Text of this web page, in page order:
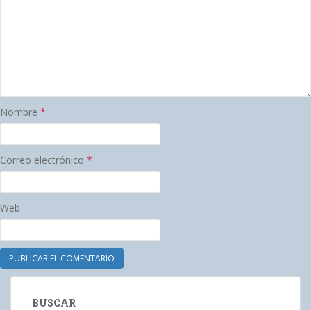
Nombre *
Correo electrónico *
Web
BUSCAR